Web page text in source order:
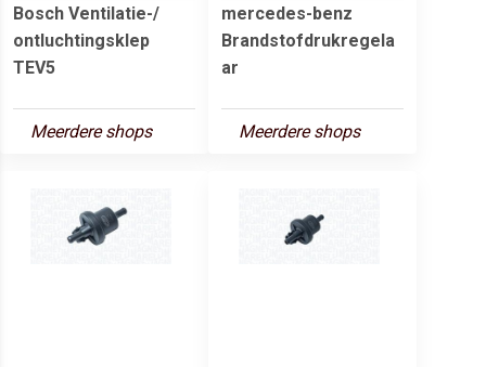
Bosch Ventilatie-/
ontluchtingsklep
TEV5
Meerdere shops
mercedes-benz
Brandstofdrukregela
ar
Meerdere shops